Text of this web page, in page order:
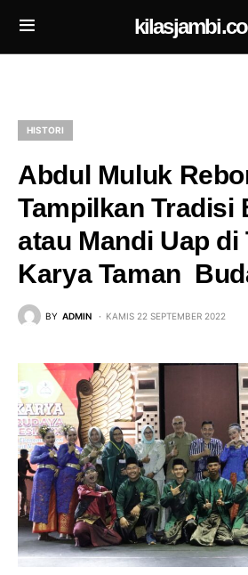
HISTORI
Abdul Muluk
Tampilkan Tradisi
atau Mandi Uap di
Karya Taman
BY ADMIN KAMIS 22 SEPTEMBER 2022